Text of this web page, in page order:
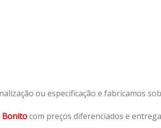
ou especificação e fabricamos
Bonitocom preços diferenciados e